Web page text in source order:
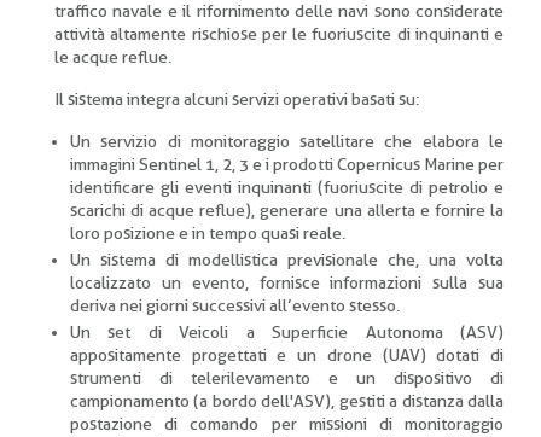
traffico navale e il rifornimento delle navi sono considerate
attività altamente rischiose per le fuoriuscite di inquinanti e
le acque reflue.
Il sistema integra alcuni servizi operativi basati su:
Un servizio di monitoraggio satellitare che elabora le
immagini Sentinel 1, 2, 3 e i prodotti Copernicus Marine per
identificare gli eventi inquinanti (fuoriuscite di petrolio e
scarichi di acque reflue), generare una allerta e fornire la
loro posizione e in tempo quasi reale.
Un sistema di modellistica previsionale che, una volta
localizzato un evento, fornisce informazioni sulla sua
deriva nei giorni successivi all’evento stesso.
Un set di Veicoli a Superficie Autonoma (ASV)
appositamente progettati e un drone (UAV) dotati di
strumenti di telerilevamento e un dispositivo di
campionamento (a bordo dell'ASV), gestiti a distanza dalla
postazione di comando per missioni di monitoraggio